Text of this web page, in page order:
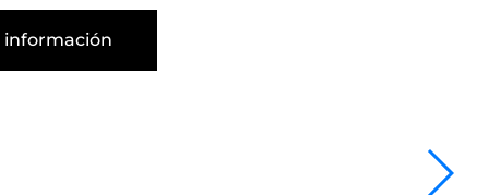
información